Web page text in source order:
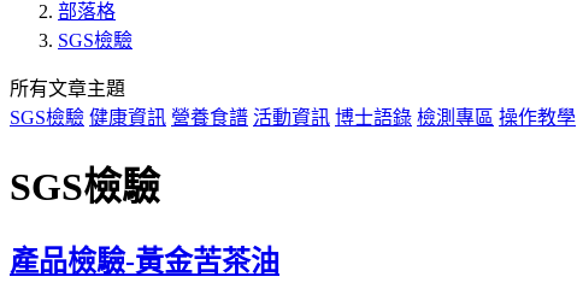
部落格
SGS檢驗
所有文章主題
SGS檢驗 健康資訊 營養食譜 活動資訊 博士語錄 檢測專區 操作教學
SGS檢驗
產品檢驗-黃金苦茶油